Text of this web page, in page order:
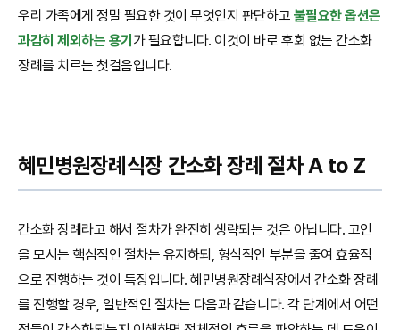
우리 가족에게 정말 필요한 것이 무엇인지 판단하고 불필요한 옵션은
과감히 제외하는 용기 가 필요합니다. 이것이 바로 후회 없는 간소화
장례를 치르는 첫걸음입니다.
혜민병원장례식장 간소화 장례 절차 A to Z
간소화 장례라고 해서 절차가 완전히 생략되는 것은 아닙니다. 고인
을 모시는 핵심적인 절차는 유지하되, 형식적인 부분을 줄여 효율적
으로 진행하는 것이 특징입니다. 혜민병원장례식장에서 간소화 장례
를 진행할 경우, 일반적인 절차는 다음과 같습니다. 각 단계에서 어떤